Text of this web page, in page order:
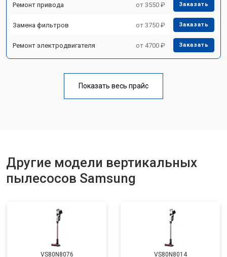
Ремонт привода от 3550 ₽ Заказать
Замена фильтров от 3750 ₽ Заказать
Ремонт электродвигателя от 4700 ₽ Заказать
Показать весь прайс
Другие модели вертикальных
пылесосов Samsung
VS80N8076 VS80N8014